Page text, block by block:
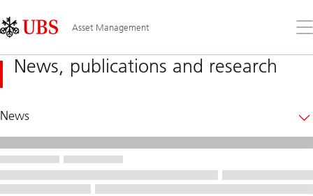
Links
Area
Asset Management
le
News, publications and research
News